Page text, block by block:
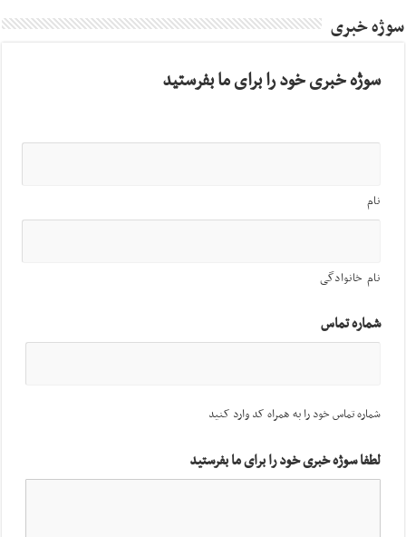
سوژه خبری
سوژه خبری خود را برای ما بفرستید
نام
نام خانوادگی
شماره تماس
شماره تماس خود را به همراه کد وارد کنید
لطفا سوژه خبری خود را برای ما بفرستید